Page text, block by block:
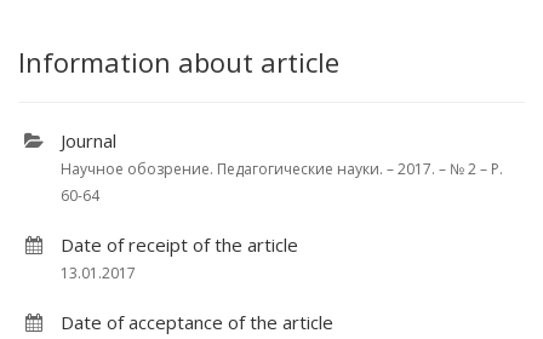
Information about article
Journal
Научное обозрение. Педагогические науки. – 2017. – № 2 – P.
60-64
Date of receipt of the article
13.01.2017
Date of acceptance of the article